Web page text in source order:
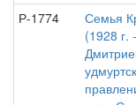
Р-1774
Семья
(1928 г.